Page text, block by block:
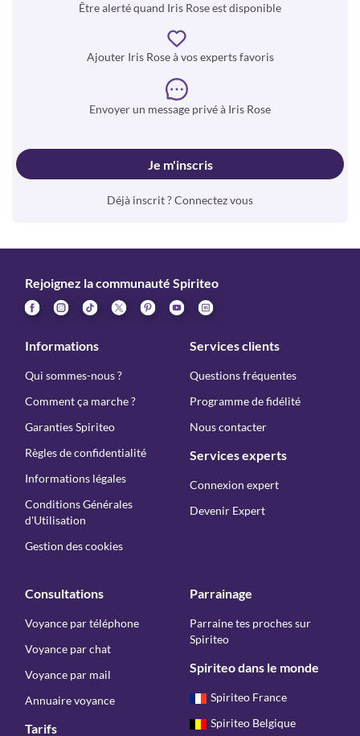
Être alerté quand Iris Rose est disponible
Ajouter Iris Rose à vos experts favoris
Envoyer un message privé à Iris Rose
Je m'inscris
Déjà inscrit ? Connectez vous
Rejoignez la communauté Spiriteo
Informations
Qui sommes-nous ?
Comment ça marche ?
Garanties Spiriteo
Règles de confidentialité
Informations légales
Conditions Générales
d'Utilisation
Gestion des cookies
Services clients
Questions fréquentes
Programme de fidélité
Nous contacter
Services experts
Connexion expert
Devenir Expert
Consultations
Voyance par téléphone
Voyance par chat
Voyance par mail
Annuaire voyance
Tarifs
Parrainage
Parraine tes proches sur
Spiriteo
Spiriteo dans le monde
Spiriteo France
Spiriteo Belgique